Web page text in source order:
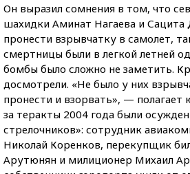
Он выразил сомнения в том, что
шахидки Аминат Нагаева и Сацита
пронести взрывчатку в самолет,
смертницы были в легкой летней
бомбы было сложно не заметить.
досмотрели. «Не было у них
пронести и взорвать», — полагает
за теракты 2004 года были
стрелочников»: сотрудник
Николай Коренков, перекупщик
Арутюнян и милиционер Михаил